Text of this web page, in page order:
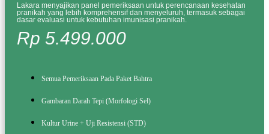
Lakara menyajikan panel pemeriksaan untuk perencanaan kesehatan
pranikah yang lebih komprehensif dan menyeluruh, termasuk sebagai
dasar evaluasi untuk kebutuhan imunisasi pranikah.
Rp 5.499.000
Semua Pemeriksaan Pada Paket Bahtra
Gambaran Darah Tepi (Morfologi Sel)
Kultur Urine + Uji Resistensi (STD)